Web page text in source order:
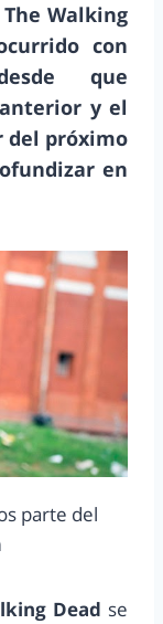
Walking
con
que
y el
del próximo
en
parte del
Dead se